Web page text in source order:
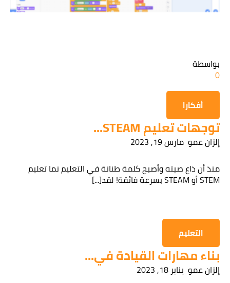
بواسطة
0
أفكارا
توجهات تعليم STEAM...
إلزان عمو مارس 19, 2023
منذ أن ذاع صيته وأصبح كلمة طنانة في التعليم نما تعليم
STEM أو STEAM بسرعة فائقة! لقد[...]
التعليم
بناء مهارات القيادة في...
إلزان عمو يناير 18, 2023